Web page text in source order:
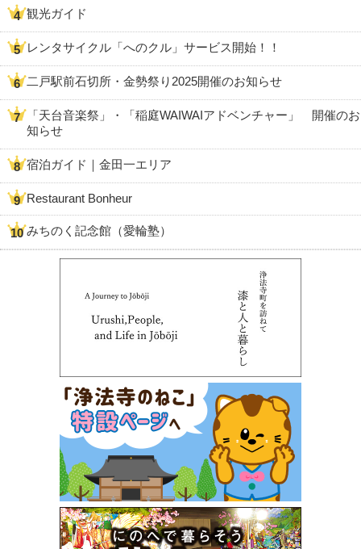
観光ガイド
レンタサイクル「へのクル」サービス開始！！
二戸駅前石切所・金勢祭り2025開催のお知らせ
「天台音楽祭」・「稲庭WAIWAIアドベンチャー」 開催のお
知らせ
宿泊ガイド｜金田一エリア
Restaurant Bonheur
みちのく記念館（愛輪塾）